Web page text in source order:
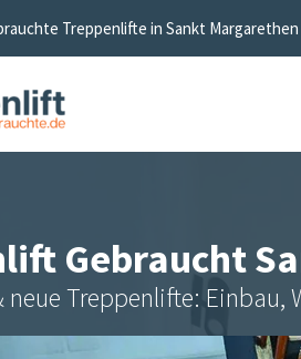
Treppenlifte in Sankt Margarethen
Gebraucht
neue Treppenlifte: Einbau,